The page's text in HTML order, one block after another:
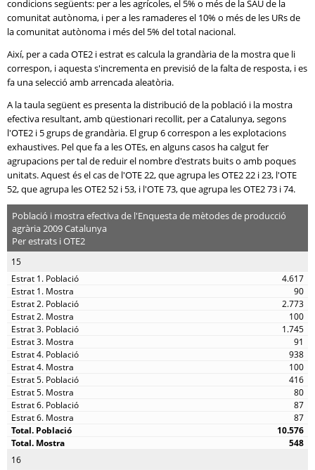
condicions següents: per a les agrícoles, el 5% o més de la SAU de la
comunitat autònoma, i per a les ramaderes el 10% o més de les URs de
la comunitat autònoma i més del 5% del total nacional.
Així, per a cada OTE2 i estrat es calcula la grandària de la mostra que li
correspon, i aquesta s'incrementa en previsió de la falta de resposta, i es
fa una selecció amb arrencada aleatòria.
A la taula següent es presenta la distribució de la població i la mostra
efectiva resultant, amb qüestionari recollit, per a Catalunya, segons
l'OTE2 i 5 grups de grandària. El grup 6 correspon a les explotacions
exhaustives. Pel que fa a les OTEs, en alguns casos ha calgut fer
agrupacions per tal de reduir el nombre d'estrats buits o amb poques
unitats. Aquest és el cas de l'OTE 22, que agrupa les OTE2 22 i 23, l'OTE
52, que agrupa les OTE2 52 i 53, i l'OTE 73, que agrupa les OTE2 73 i 74.
Població i mostra efectiva de l'Enquesta de mètodes de producció
agrària 2009 Catalunya
Per estrats i OTE2
15
4.617
90
2.773
100
1.745
91
938
100
416
80
87
87
10.576
548
16